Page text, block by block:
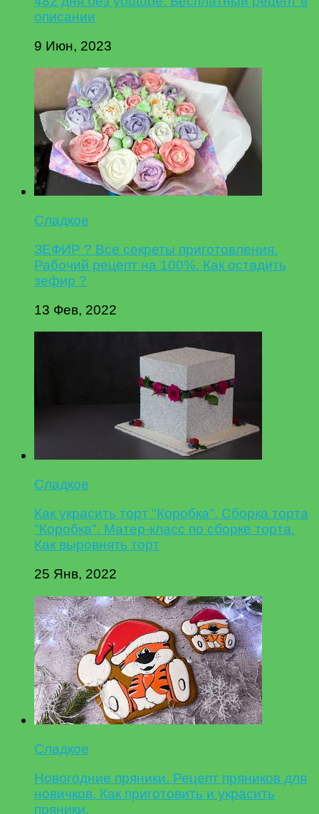
описании
9 Июн, 2023
Сладкое
ЗЕФИР ? Все секреты приготовления.
Рабочий рецепт на 100%. Как остадить
зефир ?
13 Фев, 2022
Сладкое
Как украсить торт "Коробка". Сборка торта
"Коробка". Матер-класс по сборке торта.
Как выровнять торт
25 Янв, 2022
Сладкое
Новогодние пряники. Рецепт пряников для
новичков. Как приготовить и украсить
пряники.